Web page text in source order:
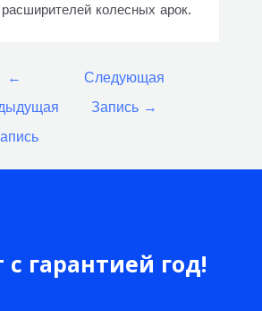
колесных арок.
←
Следующая
Запись →
с гарантией год!